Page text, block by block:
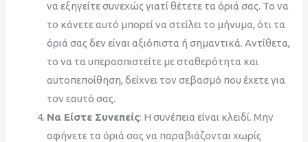
να εξηγείτε συνεχώς γιατί θέτετε τα όριά σας. Το να
το κάνετε αυτό μπορεί να στείλει το μήνυμα, ότι τα
όριά σας δεν είναι αξιόπιστα ή σημαντικά. Αντίθετα,
το να τα υπερασπιστείτε με σταθερότητα και
αυτοπεποίθηση, δείχνει τον σεβασμό που έχετε για
τον εαυτό σας.
Να Είστε Συνεπείς: Η συνέπεια είναι κλειδί. Μην
αφήνετε τα όριά σας να παραβιάζονται χωρίς